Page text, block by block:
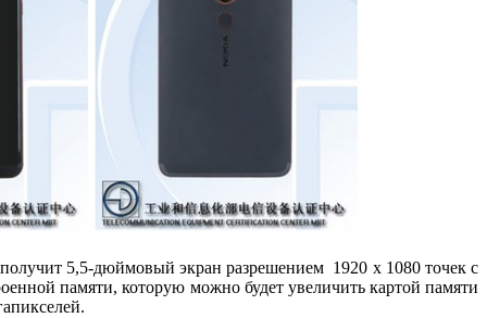
5,5-дюймовый экран разрешением 1920 x 1080 точек с
памяти, которую можно будет увеличить картой памяти